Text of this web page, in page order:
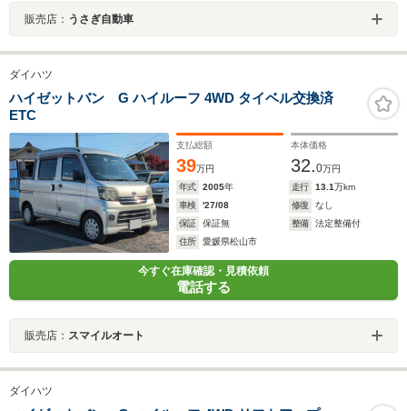
販売店： うさぎ自動車
ダイハツ
ハイゼットバン G ハイルーフ 4WD タイベル交換済
ETC
支払総額
39万円
本体価格
32.0万円
年式
2005年 走行 13.1万km
車検
'27/08 修復
なし
保証
保証無 整備
法定整備付
住所
愛媛県松山市
今すぐ在庫確認・見積依頼
電話する
販売店： スマイルオート
ダイハツ